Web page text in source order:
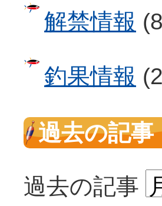
解禁情報
釣果情報
過去の記事
過去の記事